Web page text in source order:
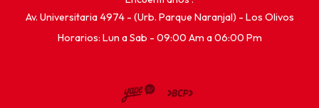
Av. Universitaria 4974 - (Urb. Parque Naranjal) - Los Olivos
Horarios: Lun a Sab - 09:00 Am a 06:00 Pm